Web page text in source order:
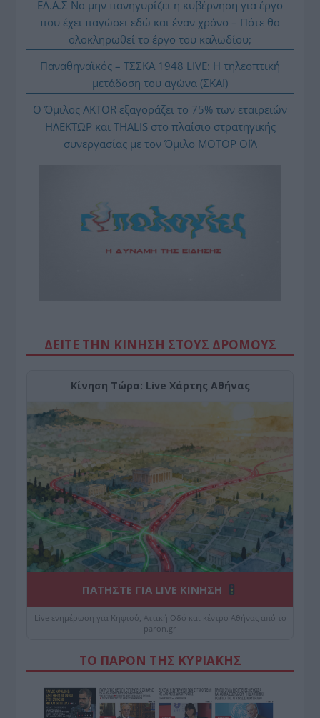
ΕΛ.Α.Σ Να μην πανηγυρίζει η κυβέρνηση για έργο
που έχει παγώσει εδώ και έναν χρόνο – Πότε θα
ολοκληρωθεί το έργο του καλωδίου;
Παναθηναϊκός – ΤΣΣΚΑ 1948 LIVE: Η τηλεοπτική
μετάδοση του αγώνα (ΣΚΑΪ)
Ο Όμιλος AKTOR εξαγοράζει το 75% των εταιρειών
ΗΛΕΚΤΩΡ και THALIS στο πλαίσιο στρατηγικής
συνεργασίας με τον Όμιλο ΜΟΤΟΡ ΟΪΛ
ΔΕΙΤΕ ΤΗΝ ΚΙΝΗΣΗ ΣΤΟΥΣ ΔΡΌΜΟΥΣ
Κίνηση Τώρα: Live Χάρτης Αθήνας
ΠΑΤΗΣΤΕ ΓΙΑ LIVE ΚΙΝΗΣΗ
Live ενημέρωση για Κηφισό, Αττική Οδό και κέντρο Αθήνας από το
paron.gr
ΤΟ ΠΑΡΟΝ ΤΗΣ ΚΥΡΙΑΚΗΣ